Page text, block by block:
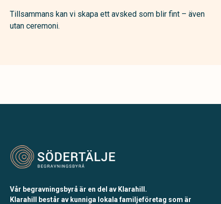
Tillsammans kan vi skapa ett avsked som blir fint – även
utan ceremoni.
Vår begravningsbyrå är en del av Klarahill.
Klarahill består av kunniga lokala familjeföretag som är